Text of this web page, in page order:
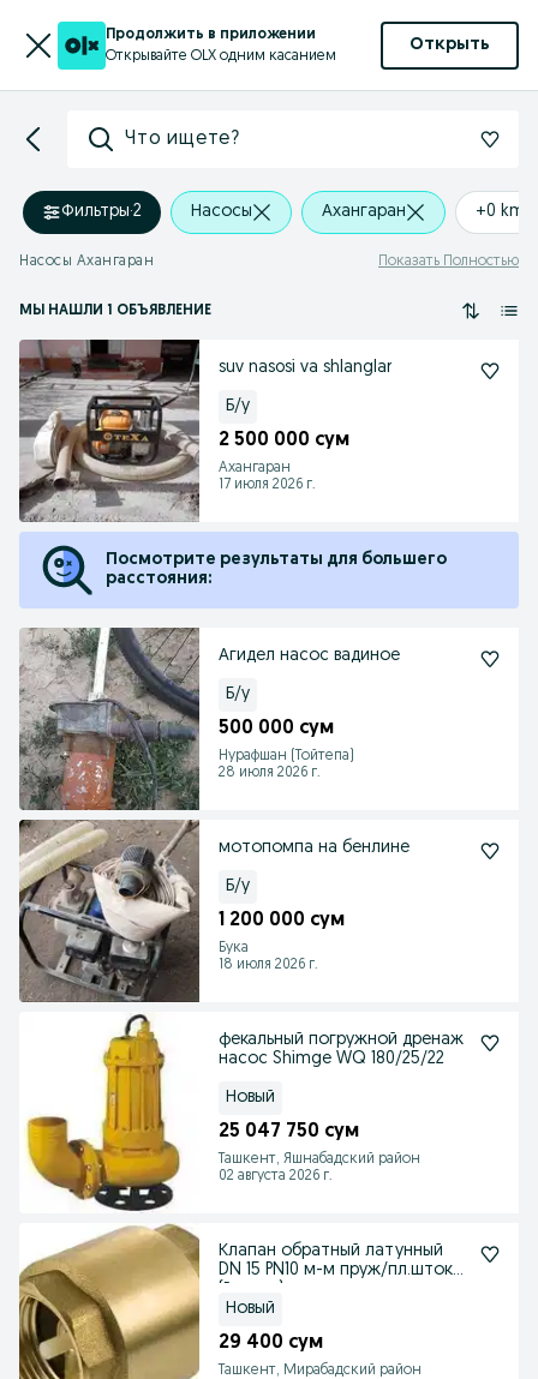
Продолжить в приложении
Открывайте OLX одним касанием
Открыть
Что ищете?
Фильтры·2 Насосы Ахангаран +0 km
Насосы Ахангаран Показать Полностью
МЫ НАШЛИ 1 ОБЪЯВЛЕНИЕ
suv nasosi va shlanglar
Б/у
2 500 000 сум
Ахангаран
17 июля 2026 г.
Посмотрите результаты для большего
расстояния:
Агидел насос вадиное
Б/у
500 000 сум
Нурафшан (Тойтепа)
28 июля 2026 г.
мотопомпа на бенлине
Б/у
1 200 000 сум
Бука
18 июля 2026 г.
фекальный погружной дренаж
насос Shimge WQ 180/25/22
Новый
25 047 750 сум
Ташкент, Яшнабадский район
02 августа 2026 г.
Клапан обратный латунный
DN 15 PN10 м-м пруж/пл.шток
Новый
29 400 сум
Ташкент, Мирабадский район